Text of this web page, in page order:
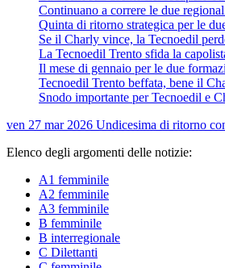
Continuano a correre le due
Quinta di ritorno strategica per le
Se il Charly vince, la Tecnoedil
La Tecnoedil Trento sfida la
Il mese di gennaio per le due
Tecnoedil Trento beffata, bene il
Snodo importante per Tecnoedil e
ven 27 mar 2026 Undicesima di ritorno
Elenco degli argomenti delle notizie:
A1 femminile
A2 femminile
A3 femminile
B femminile
B interregionale
C Dilettanti